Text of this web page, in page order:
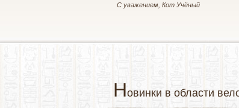
С уважением, Кот Учёный
Новинки в области